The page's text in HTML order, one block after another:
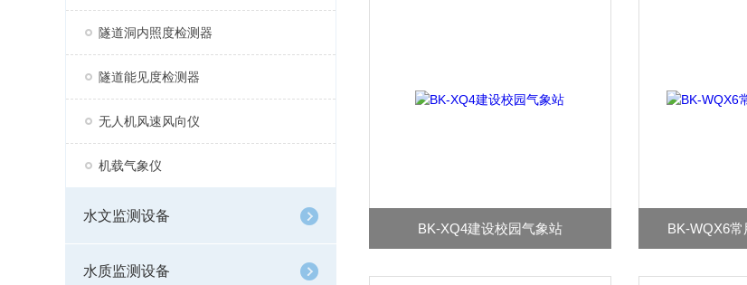
隧道洞内照度检测器
隧道能见度检测器
无人机风速风向仪
机载气象仪
水文监测设备
水质监测设备
BK-XQ4建设校园气象站 BK-WQX6